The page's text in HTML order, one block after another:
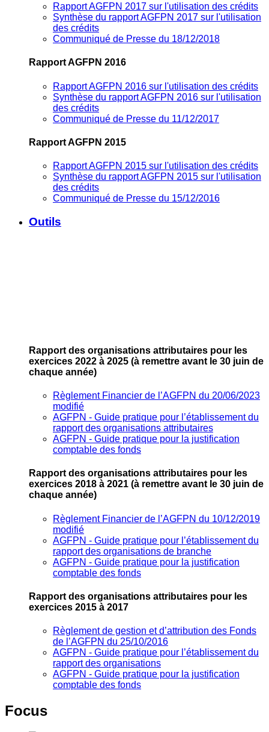
Rapport AGFPN 2017 sur l'utilisation des crédits
Synthèse du rapport AGFPN 2017 sur l'utilisation
des crédits
Communiqué de Presse du 18/12/2018
Rapport AGFPN 2016
Rapport AGFPN 2016 sur l'utilisation des crédits
Synthèse du rapport AGFPN 2016 sur l'utilisation
des crédits
Communiqué de Presse du 11/12/2017
Rapport AGFPN 2015
Rapport AGFPN 2015 sur l'utilisation des crédits
Synthèse du rapport AGFPN 2015 sur l'utilisation
des crédits
Communiqué de Presse du 15/12/2016
Outils
Rapport des organisations attributaires pour les
exercices 2022 à 2025 (à remettre avant le 30 juin de
chaque année)
Règlement Financier de l’AGFPN du 20/06/2023
modifié
AGFPN ‐ Guide pratique pour l’établissement du
rapport des organisations attributaires
AGFPN ‐ Guide pratique pour la justification
comptable des fonds
Rapport des organisations attributaires pour les
exercices 2018 à 2021 (à remettre avant le 30 juin de
chaque année)
Règlement Financier de l’AGFPN du 10/12/2019
modifié
AGFPN ‐ Guide pratique pour l’établissement du
rapport des organisations de branche
AGFPN ‐ Guide pratique pour la justification
comptable des fonds
Rapport des organisations attributaires pour les
exercices 2015 à 2017
Règlement de gestion et d’attribution des Fonds
de l’AGFPN du 25/10/2016
AGFPN ‐ Guide pratique pour l’établissement du
rapport des organisations
AGFPN ‐ Guide pratique pour la justification
comptable des fonds
Focus